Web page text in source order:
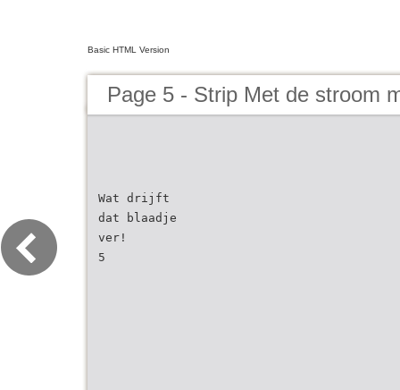
Basic HTML Version
Page 5 - Strip Met de stroom
Wat drijft
dat blaadje
ver!
5